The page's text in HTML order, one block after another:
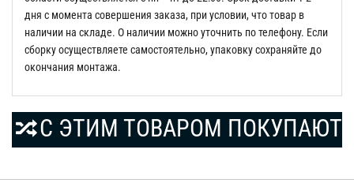
дня с момента совершения заказа, при условии, что товар в
наличии на складе. О наличии можно уточнить по телефону. Если
сборку осуществляете самостоятельно, упаковку сохраняйте до
окончания монтажа.
С ЭТИМ ТОВАРОМ ПОКУПАЮТ